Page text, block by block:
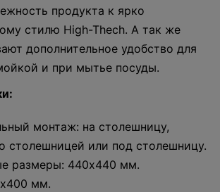
продукта к ярко
стилю High-Thech. А так же
дополнительное удобство для
и при мытье посуды.
монтаж: на столешницу,
столешницей или под столешницу.
размеры: 440x440 мм.
мм.